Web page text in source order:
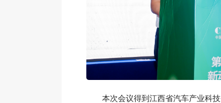
本次会议得到江西省汽车产业科